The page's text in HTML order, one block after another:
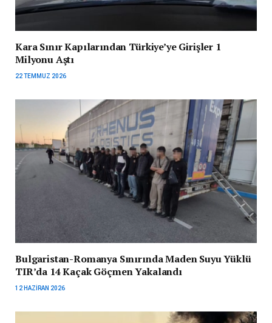
Kara Sınır Kapılarından Türkiye’ye Girişler 1
Milyonu Aştı
22 TEMMUZ 2026
Bulgaristan-Romanya Sınırında Maden Suyu Yüklü
TIR’da 14 Kaçak Göçmen Yakalandı
12 HAZIRAN 2026